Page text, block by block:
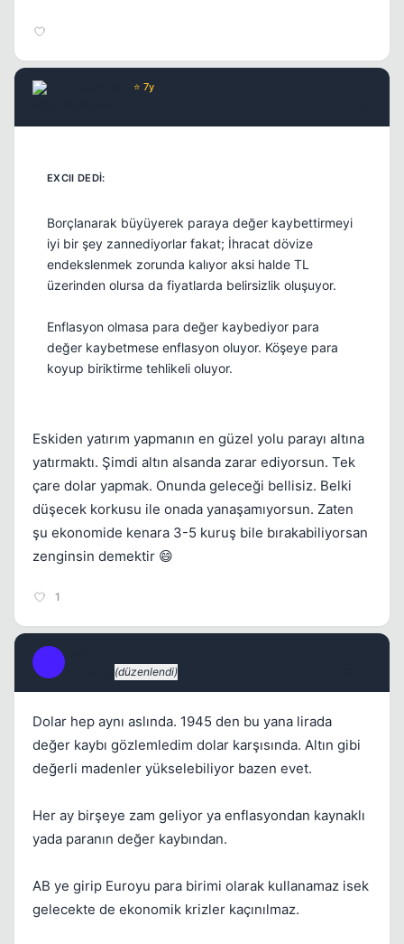
⭐ 7y
Borçlanarak büyüyerek paraya değer kaybettirmeyi
iyi bir şey zannediyorlar fakat; İhracat dövize
endekslenmek zorunda kalıyor aksi halde TL
üzerinden olursa da fiyatlarda belirsizlik oluşuyor.
Enflasyon olmasa para değer kaybediyor para
değer kaybetmese enflasyon oluyor. Köşeye para
koyup biriktirme tehlikeli oluyor.
Eskiden yatırım yapmanın en güzel yolu parayı altına
yatırmaktı. Şimdi altın alsanda zarar ediyorsun. Tek
çare dolar yapmak. Onunda geleceği bellisiz. Belki
düşecek korkusu ile onada yanaşamıyorsun. Zaten
şu ekonomide kenara 3-5 kuruş bile bırakabiliyorsan
zenginsin demektir 😄
1
(düzenlendi)
Dolar hep aynı aslında. 1945 den bu yana lirada
değer kaybı gözlemledim dolar karşısında. Altın gibi
değerli madenler yükselebiliyor bazen evet.
Her ay birşeye zam geliyor ya enflasyondan kaynaklı
yada paranın değer kaybından.
AB ye girip Euroyu para birimi olarak kullanamaz isek
gelecekte de ekonomik krizler kaçınılmaz.